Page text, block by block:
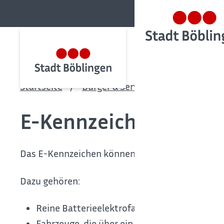
Startseite Bürger & Service
E-Kennzeichen
Das E-Kennzeichen können Sie für Fahrzeuge
Dazu gehören:
Reine Batterieelektrofahrzeuge,